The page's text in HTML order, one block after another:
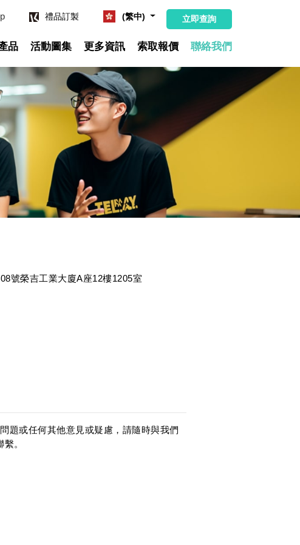
禮品訂製 (繁中) 立即查詢
品 活動圖集 更多資訊 索取報價 聯絡我們
號榮吉工業大廈A座12樓1205室
題或任何其他意見或疑慮，請隨時與我們
。